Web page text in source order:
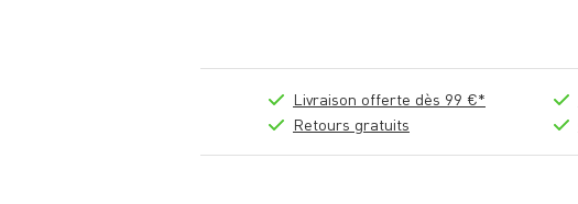
Livraison offerte dès 99 €*
Retours gratuits